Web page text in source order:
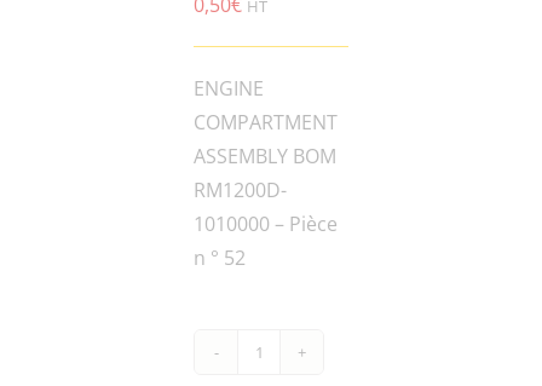
0,50€ HT
ENGINE
COMPARTMENT
ASSEMBLY BOM
RM1200D-
1010000 – Pièce
n ° 52